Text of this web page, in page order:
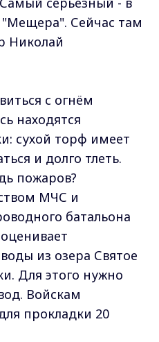
Сейчас там
Николай
с огнём
находятся
сухой торф имеет
и долго тлеть.
пожаров?
МЧС и
батальона
из озера Святое
Для этого нужно
Войскам
прокладки 20